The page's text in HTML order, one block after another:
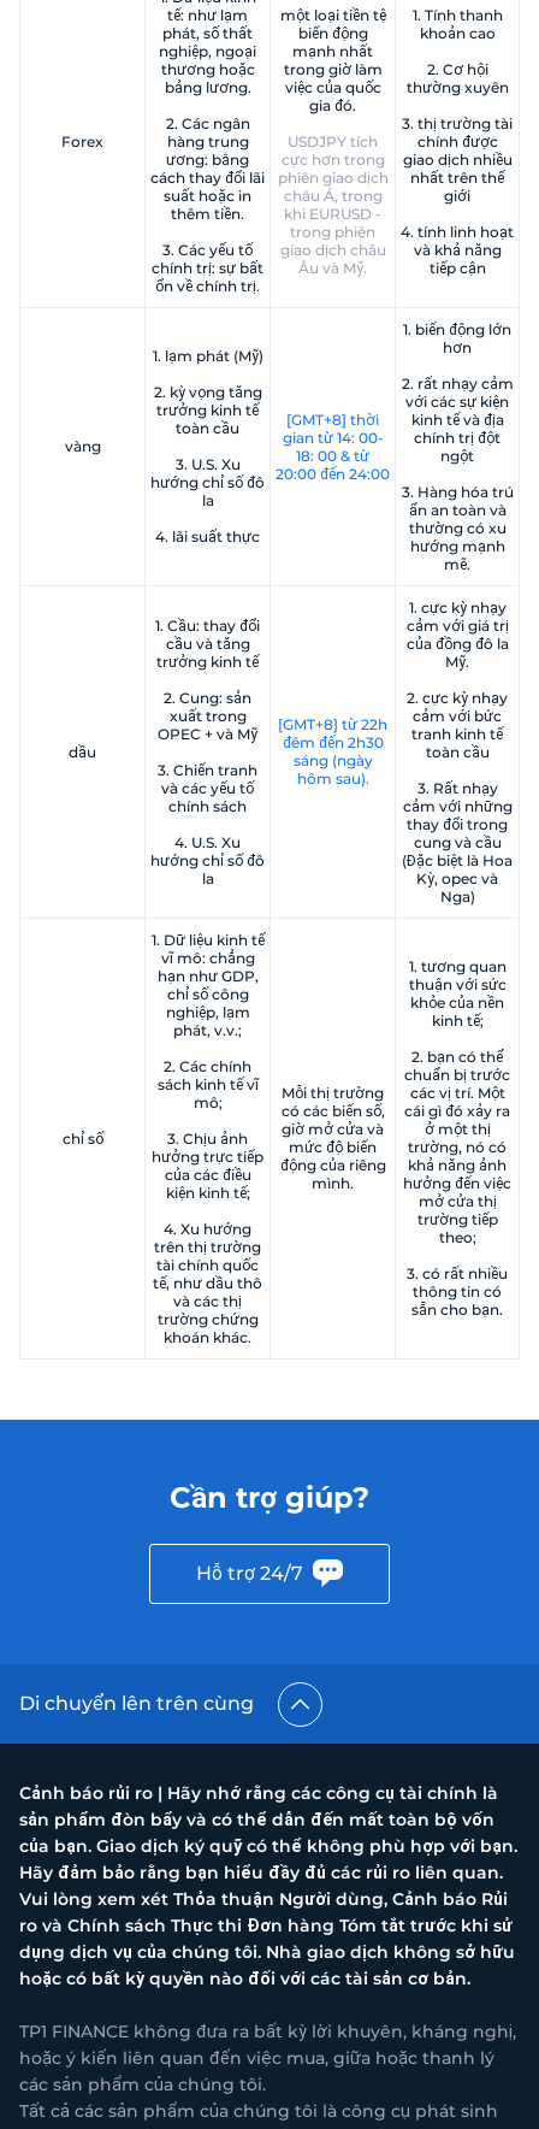
Forex
tế: như lạm
phát, số thất
nghiệp, ngoại
thương hoặc
bảng lương.
2. Các ngân
hàng trung
ương: bằng
cách thay đổi lãi
suất hoặc in
thêm tiền.
3. Các yếu tố
chính trị: sự bất
ổn về chính trị.
một loại tiền tệ
biến động
mạnh nhất
trong giờ làm
việc của quốc
gia đó.
USDJPY tích
cực hơn trong
phiên giao dịch
châu Á, trong
khi EURUSD -
trong phiên
giao dịch châu
Âu và Mỹ.
1. Tính thanh
khoản cao
2. Cơ hội
thường xuyên
3. thị trường tài
chính được
giao dịch nhiều
nhất trên thế
giới
4. tính linh hoạt
và khả năng
tiếp cận
vàng
1. lạm phát (Mỹ)
2. kỳ vọng tăng
trưởng kinh tế
toàn cầu
3. U.S. Xu
hướng chỉ số đô
la
4. lãi suất thực
[GMT+8] thời
gian từ 14: 00-
18: 00 & từ
20:00 đến 24:00
1. biến động lớn
hơn
2. rất nhạy cảm
với các sự kiện
kinh tế và địa
chính trị đột
ngột
3. Hàng hóa trú
ẩn an toàn và
thường có xu
hướng mạnh
mẽ.
dầu
1. Cầu: thay đổi
cầu và tăng
trưởng kinh tế
2. Cung: sản
xuất trong
OPEC + và Mỹ
3. Chiến tranh
và các yếu tố
chính sách
4. U.S. Xu
hướng chỉ số đô
la
[GMT+8] từ 22h
đêm đến 2h30
sáng (ngày
hôm sau).
1. cực kỳ nhạy
cảm với giá trị
của đồng đô la
Mỹ.
2. cực kỳ nhạy
cảm với bức
tranh kinh tế
toàn cầu
3. Rất nhạy
cảm với những
thay đổi trong
cung và cầu
(Đặc biệt là Hoa
Kỳ, opec và
Nga)
chỉ số
1. Dữ liệu kinh tế
vĩ mô: chẳng
hạn như GDP,
chỉ số công
nghiệp, lạm
phát, v.v.;
2. Các chính
sách kinh tế vĩ
mô;
3. Chịu ảnh
hưởng trực tiếp
của các điều
kiện kinh tế;
4. Xu hướng
trên thị trường
tài chính quốc
tế, như dầu thô
và các thị
trường chứng
khoán khác.
Mỗi thị trường
có các biến số,
giờ mở cửa và
mức độ biến
động của riêng
mình.
1. tương quan
thuận với sức
khỏe của nền
kinh tế;
2. bạn có thể
chuẩn bị trước
các vị trí. Một
cái gì đó xảy ra
ở một thị
trường, nó có
khả năng ảnh
hưởng đến việc
mở cửa thị
trường tiếp
theo;
3. có rất nhiều
thông tin có
sẵn cho bạn.
Cần trợ giúp?
Hỗ trợ 24/7
Di chuyển lên trên cùng
Cảnh báo rủi ro | Hãy nhớ rằng các công cụ tài chính là
sản phẩm đòn bẩy và có thể dẫn đến mất toàn bộ vốn
của bạn. Giao dịch ký quỹ có thể không phù hợp với bạn.
Hãy đảm bảo rằng bạn hiểu đầy đủ các rủi ro liên quan.
Vui lòng xem xét Thỏa thuận Người dùng, Cảnh báo Rủi
ro và Chính sách Thực thi Đơn hàng Tóm tắt trước khi sử
dụng dịch vụ của chúng tôi. Nhà giao dịch không sở hữu
hoặc có bất kỳ quyền nào đối với các tài sản cơ bản.
TP1 FINANCE không đưa ra bất kỳ lời khuyên, kháng nghị,
hoặc ý kiến liên quan đến việc mua, giữa hoặc thanh lý
các sản phẩm của chúng tôi.
Tất cả các sản phẩm của chúng tôi là công cụ phát sinh